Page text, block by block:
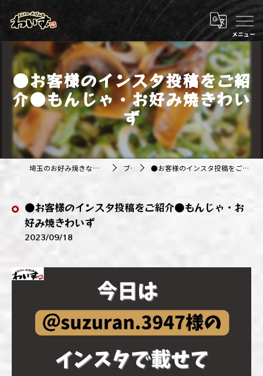
●お客様のインスタ投稿をご紹
介●もんじゃ・お好み焼きわい
ず
埼玉のお好み焼きなら株式会社アジルカンパニー ブログ ●お客様のインスタ投稿をご紹介●もんじゃ・お好み焼きわいず
●お客様のインスタ投稿をご紹介●もんじゃ・お
好み焼きわいず
2023/09/18